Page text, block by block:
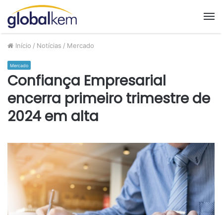
Início / Notícias / Mercado
Mercado
Confiança Empresarial
encerra primeiro trimestre de
2024 em alta